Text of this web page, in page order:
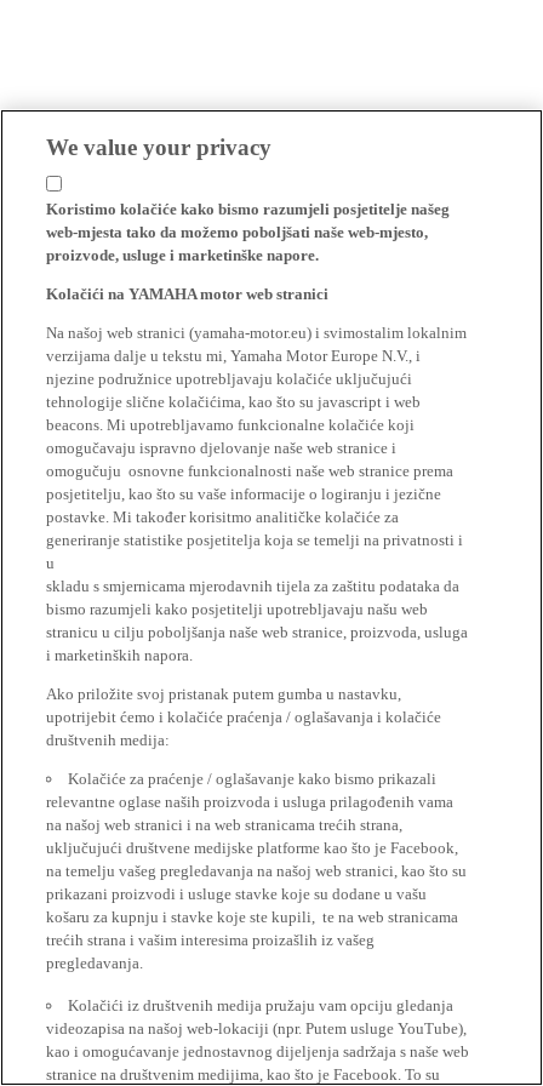
We value your privacy
Koristimo kolačiće kako bismo razumjeli posjetitelje našeg
web-mjesta tako da možemo poboljšati naše web-mjesto,
proizvode, usluge i marketinške napore.
Kolačići na YAMAHA motor web stranici
Na našoj web stranici (yamaha-motor.eu) i svimostalim lokalnim
verzijama dalje u tekstu mi, Yamaha Motor Europe N.V., i
njezine podružnice upotrebljavaju kolačiće uključujući
tehnologije slične kolačićima, kao što su javascript i web
beacons. Mi upotrebljavamo funkcionalne kolačiće koji
omogučavaju ispravno djelovanje naše web stranice i
omogučuju osnovne funkcionalnosti naše web stranice prema
posjetitelju, kao što su vaše informacije o logiranju i jezične
postavke. Mi također korisitmo analitičke kolačiće za
generiranje statistike posjetitelja koja se temelji na privatnosti i
u
skladu s smjernicama mjerodavnih tijela za zaštitu podataka da
bismo razumjeli kako posjetitelji upotrebljavaju našu web
stranicu u cilju poboljšanja naše web stranice, proizvoda, usluga
i marketinških napora.
Ako priložite svoj pristanak putem gumba u nastavku,
upotrijebit ćemo i kolačiće praćenja / oglašavanja i kolačiće
društvenih medija:
Kolačiće za praćenje / oglašavanje kako bismo prikazali
relevantne oglase naših proizvoda i usluga prilagođenih vama
na našoj web stranici i na web stranicama trećih strana,
uključujući društvene medijske platforme kao što je Facebook,
na temelju vašeg pregledavanja na našoj web stranici, kao što su
prikazani proizvodi i usluge stavke koje su dodane u vašu
košaru za kupnju i stavke koje ste kupili, te na web stranicama
trećih strana i vašim interesima proizašlih iz vašeg
pregledavanja.
Kolačići iz društvenih medija pružaju vam opciju gledanja
videozapisa na našoj web-lokaciji (npr. Putem usluge YouTube),
kao i omogućavanje jednostavnog dijeljenja sadržaja s naše web
stranice na društvenim medijima, kao što je Facebook. To su